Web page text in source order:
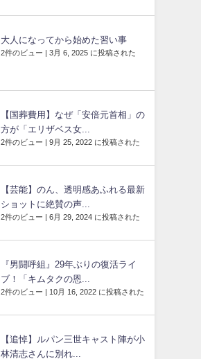
大人になってから始めた習い事
2件のビュー | 3月 6, 2025 に投稿された
【国葬費用】なぜ「安倍元首相」の
方が「エリザベス女...
2件のビュー | 9月 25, 2022 に投稿された
【芸能】のん、透明感あふれる最新
ショットに絶賛の声...
2件のビュー | 6月 29, 2024 に投稿された
『男闘呼組』29年ぶりの復活ライ
ブ！「キムタクの恩...
2件のビュー | 10月 16, 2022 に投稿された
【追悼】ルパン三世キャスト陣が小
林清志さんに別れ...